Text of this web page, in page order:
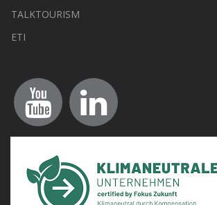
TALKTOURISM
ETI